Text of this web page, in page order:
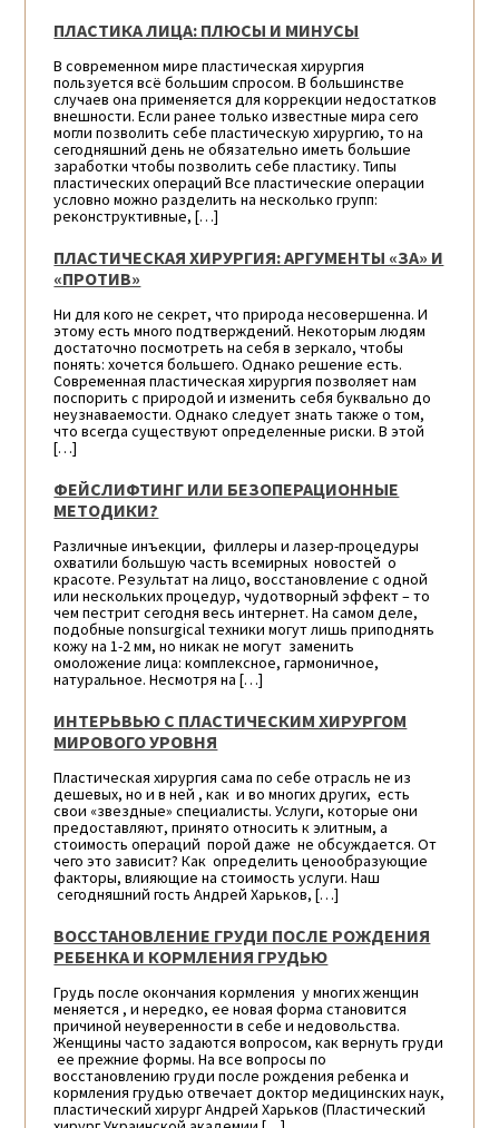
ПЛАСТИКА ЛИЦА: ПЛЮСЫ И МИНУСЫ
В современном мире пластическая хирургия
пользуется всё большим спросом. В большинстве
случаев она применяется для коррекции недостатков
внешности. Если ранее только известные мира сего
могли позволить себе пластическую хирургию, то на
сегодняшний день не обязательно иметь большие
заработки чтобы позволить себе пластику. Типы
пластических операций Все пластические операции
условно можно разделить на несколько групп:
реконструктивные, […]
ПЛАСТИЧЕСКАЯ ХИРУРГИЯ: АРГУМЕНТЫ «ЗА» И
«ПРОТИВ»
Ни для кого не секрет, что природа несовершенна. И
этому есть много подтверждений. Некоторым людям
достаточно посмотреть на себя в зеркало, чтобы
понять: хочется большего. Однако решение есть.
Современная пластическая хирургия позволяет нам
поспорить с природой и изменить себя буквально до
неузнаваемости. Однако следует знать также о том,
что всегда существуют определенные риски. В этой
[…]
ФЕЙСЛИФТИНГ ИЛИ БЕЗОПЕРАЦИОННЫЕ
МЕТОДИКИ?
Различные инъекции, филлеры и лазер-процедуры
охватили большую часть всемирных новостей о
красоте. Результат на лицо, восстановление с одной
или нескольких процедур, чудотворный эффект – то
чем пестрит сегодня весь интернет. На самом деле,
подобные nonsurgical техники могут лишь приподнять
кожу на 1-2 мм, но никак не могут заменить
омоложение лица: комплексное, гармоничное,
натуральное. Несмотря на […]
ИНТЕРЬВЬЮ С ПЛАСТИЧЕСКИМ ХИРУРГОМ
МИРОВОГО УРОВНЯ
Пластическая хирургия сама по себе отрасль не из
дешевых, но и в ней , как и во многих других, есть
свои «звездные» специалисты. Услуги, которые они
предоставляют, принято относить к элитным, а
стоимость операций порой даже не обсуждается. От
чего это зависит? Как определить ценообразующие
факторы, влияющие на стоимость услуги. Наш
сегодняшний гость Андрей Харьков, […]
ВОССТАНОВЛЕНИЕ ГРУДИ ПОСЛЕ РОЖДЕНИЯ
РЕБЕНКА И КОРМЛЕНИЯ ГРУДЬЮ
Грудь после окончания кормления у многих женщин
меняется , и нередко, ее новая форма становится
причиной неуверенности в себе и недовольства.
Женщины часто задаются вопросом, как вернуть груди
ее прежние формы. На все вопросы по
восстановлению груди после рождения ребенка и
кормления грудью отвечает доктор медицинских наук,
пластический хирург Андрей Харьков (Пластический